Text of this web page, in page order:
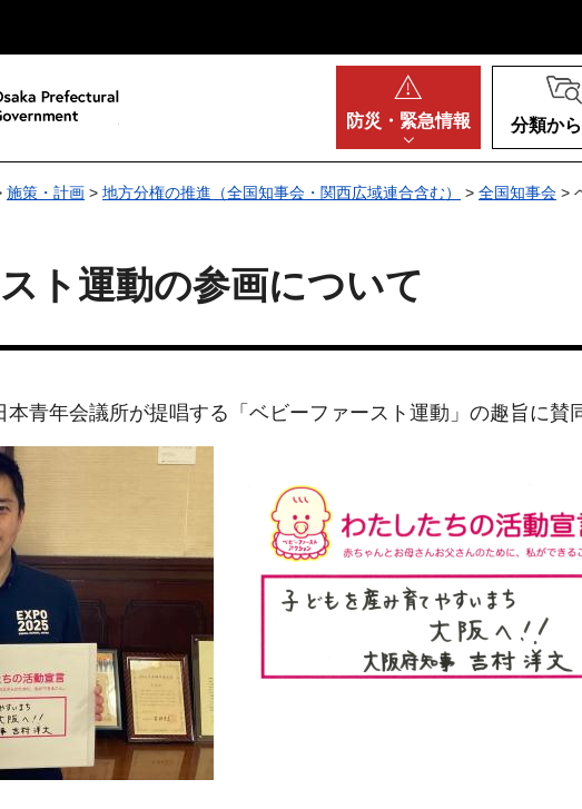
防災・ 緊急情報 分類か
施策・計画 > 地方分権の推進（全国知事会・関西広域連合含む） > 全国知事会 >
ト運動の参画について
青年会議所が提唱する「ベビーファースト運動」の趣旨に賛